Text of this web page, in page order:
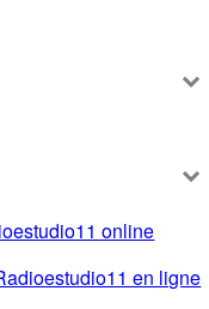
online
en ligne